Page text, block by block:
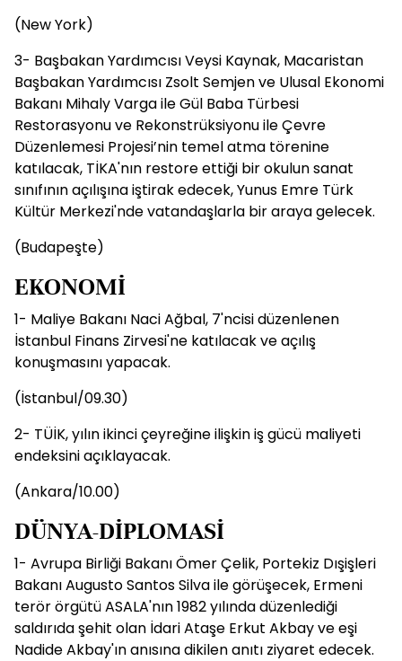
(New York)
3- Başbakan Yardımcısı Veysi Kaynak, Macaristan
Başbakan Yardımcısı Zsolt Semjen ve Ulusal Ekonomi
Bakanı Mihaly Varga ile Gül Baba Türbesi
Restorasyonu ve Rekonstrüksiyonu ile Çevre
Düzenlemesi Projesi’nin temel atma törenine
katılacak, TİKA'nın restore ettiği bir okulun sanat
sınıfının açılışına iştirak edecek, Yunus Emre Türk
Kültür Merkezi'nde vatandaşlarla bir araya gelecek.
(Budapeşte)
EKONOMİ
1- Maliye Bakanı Naci Ağbal, 7'ncisi düzenlenen
İstanbul Finans Zirvesi'ne katılacak ve açılış
konuşmasını yapacak.
(İstanbul/09.30)
2- TÜİK, yılın ikinci çeyreğine ilişkin iş gücü maliyeti
endeksini açıklayacak.
(Ankara/10.00)
DÜNYA-DİPLOMASİ
1- Avrupa Birliği Bakanı Ömer Çelik, Portekiz Dışişleri
Bakanı Augusto Santos Silva ile görüşecek, Ermeni
terör örgütü ASALA'nın 1982 yılında düzenlediği
saldırıda şehit olan İdari Ataşe Erkut Akbay ve eşi
Nadide Akbay'ın anısına dikilen anıtı ziyaret edecek.